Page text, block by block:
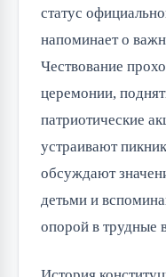
статус
напоминает о
Чествование
церемонии,
патриотические
устраивают
обсуждают
детьми и
опорой в трудные